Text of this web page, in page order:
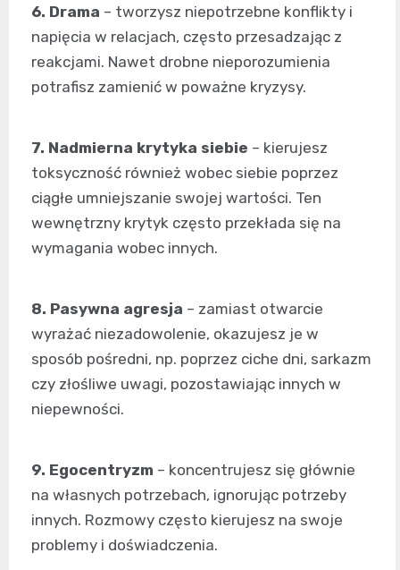
6. Drama – tworzysz niepotrzebne konflikty i
napięcia w relacjach, często przesadzając z
reakcjami. Nawet drobne nieporozumienia
potrafisz zamienić w poważne kryzysy.
7. Nadmierna krytyka siebie – kierujesz
toksyczność również wobec siebie poprzez
ciągłe umniejszanie swojej wartości. Ten
wewnętrzny krytyk często przekłada się na
wymagania wobec innych.
8. Pasywna agresja – zamiast otwarcie
wyrażać niezadowolenie, okazujesz je w
sposób pośredni, np. poprzez ciche dni, sarkazm
czy złośliwe uwagi, pozostawiając innych w
niepewności.
9. Egocentryzm – koncentrujesz się głównie
na własnych potrzebach, ignorując potrzeby
innych. Rozmowy często kierujesz na swoje
problemy i doświadczenia.